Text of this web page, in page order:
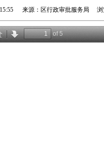
15:55 来源：区行政审批服务局 浏